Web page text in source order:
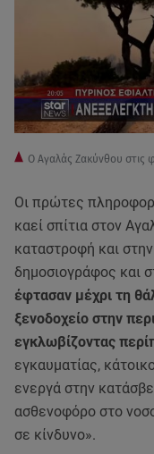
Ο Αγαλάς Ζακύνθου στις
Οι πρώτες
καεί σπίτια στον
καταστροφή και
δημοσιογράφος και
έφτασαν μέχρι τη
ξενοδοχείο στην
εγκλωβίζοντας
εγκαυματίας,
ενεργά στην
ασθενοφόρο στο
σε κίνδυνο».